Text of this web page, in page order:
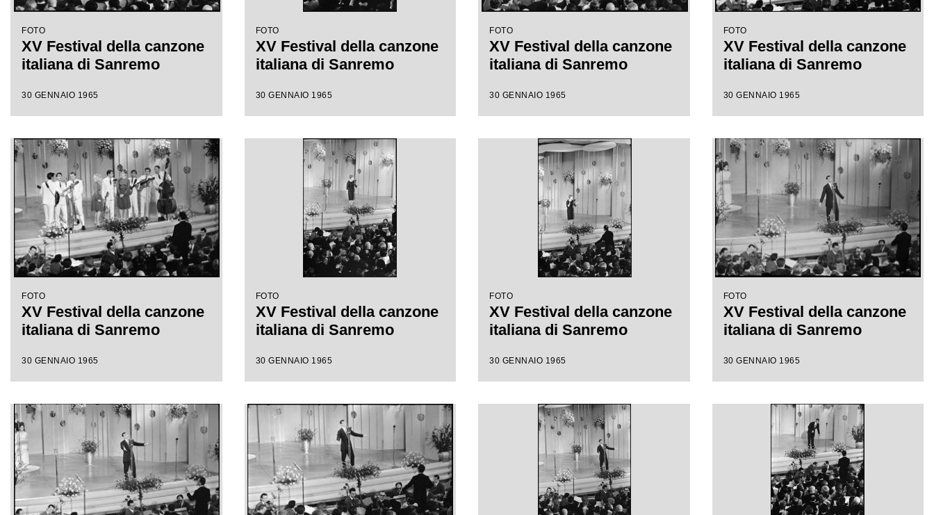
FOTO
XV Festival della canzone
italiana di Sanremo
30 GENNAIO 1965
FOTO
XV Festival della canzone
italiana di Sanremo
30 GENNAIO 1965
FOTO
XV Festival della canzone
italiana di Sanremo
30 GENNAIO 1965
FOTO
XV Festival della canzone
italiana di Sanremo
30 GENNAIO 1965
FOTO
XV Festival della canzone
italiana di Sanremo
30 GENNAIO 1965
FOTO
XV Festival della canzone
italiana di Sanremo
30 GENNAIO 1965
FOTO
XV Festival della canzone
italiana di Sanremo
30 GENNAIO 1965
FOTO
XV Festival della canzone
italiana di Sanremo
30 GENNAIO 1965